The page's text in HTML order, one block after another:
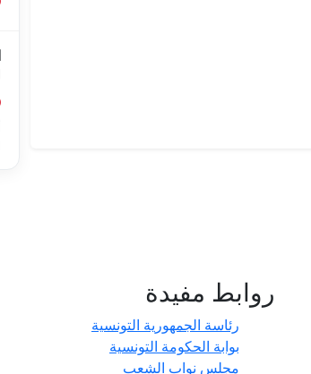
روابط مفيدة
رئاسة الجمهورية التونسية
بوابة الحكومة التونسية
مجلس نواب الشعب